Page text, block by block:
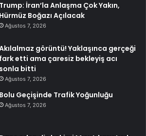
Trump: İran’la Anlaşma Çok Yakın,
Hürmüz Boğazı Açılacak
Ağustos 7, 2026
görüntü! Yaklaşınca gerçeği
fark etti ama çaresiz bekleyiş acı
sonla bitti
Ağustos 7, 2026
Bolu Geçişinde Trafik Yoğunluğu
Ağustos 7, 2026